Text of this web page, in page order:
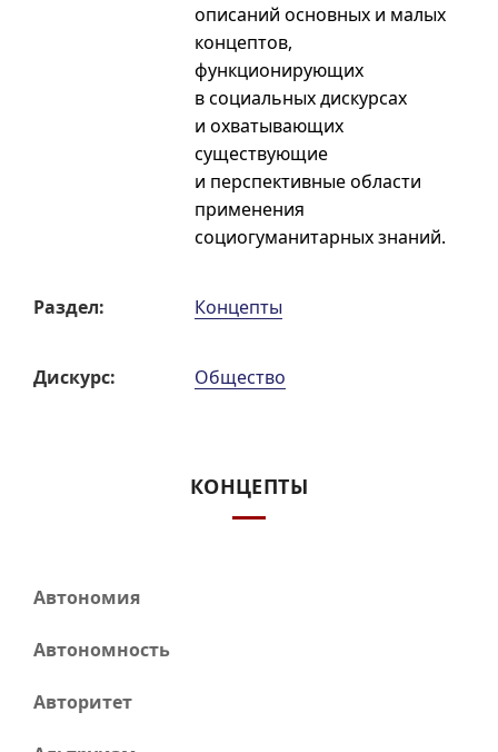
описаний основных и малых
концептов,
функционирующих
в социальных дискурсах
и охватывающих
существующие
и перспективные области
применения
социогуманитарных знаний.
Раздел: Концепты
Дискурс: Общество
КОНЦЕПТЫ
Автономия
Автономность
Авторитет